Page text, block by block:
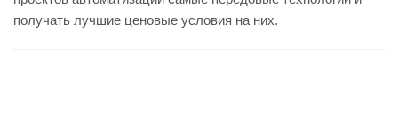
получать лучшие ценовые условия на них.